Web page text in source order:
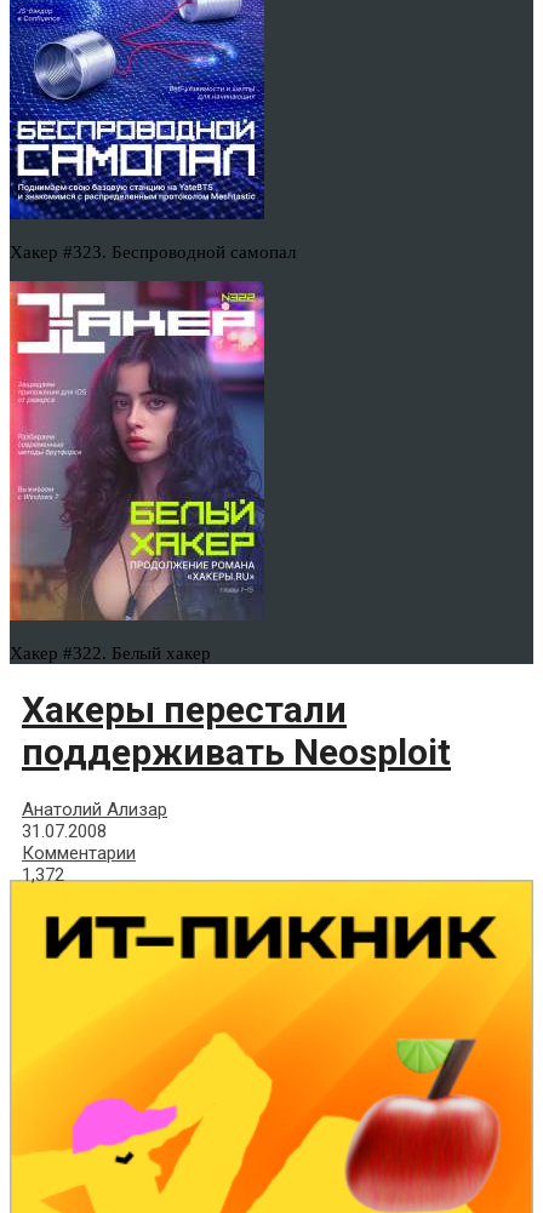
Хакер #323. Беспроводной самопал
Хакер #322. Белый хакер
Хакеры перестали
поддерживать Neosploit
Анатолий Ализар
31.07.2008
Комментарии
1,372